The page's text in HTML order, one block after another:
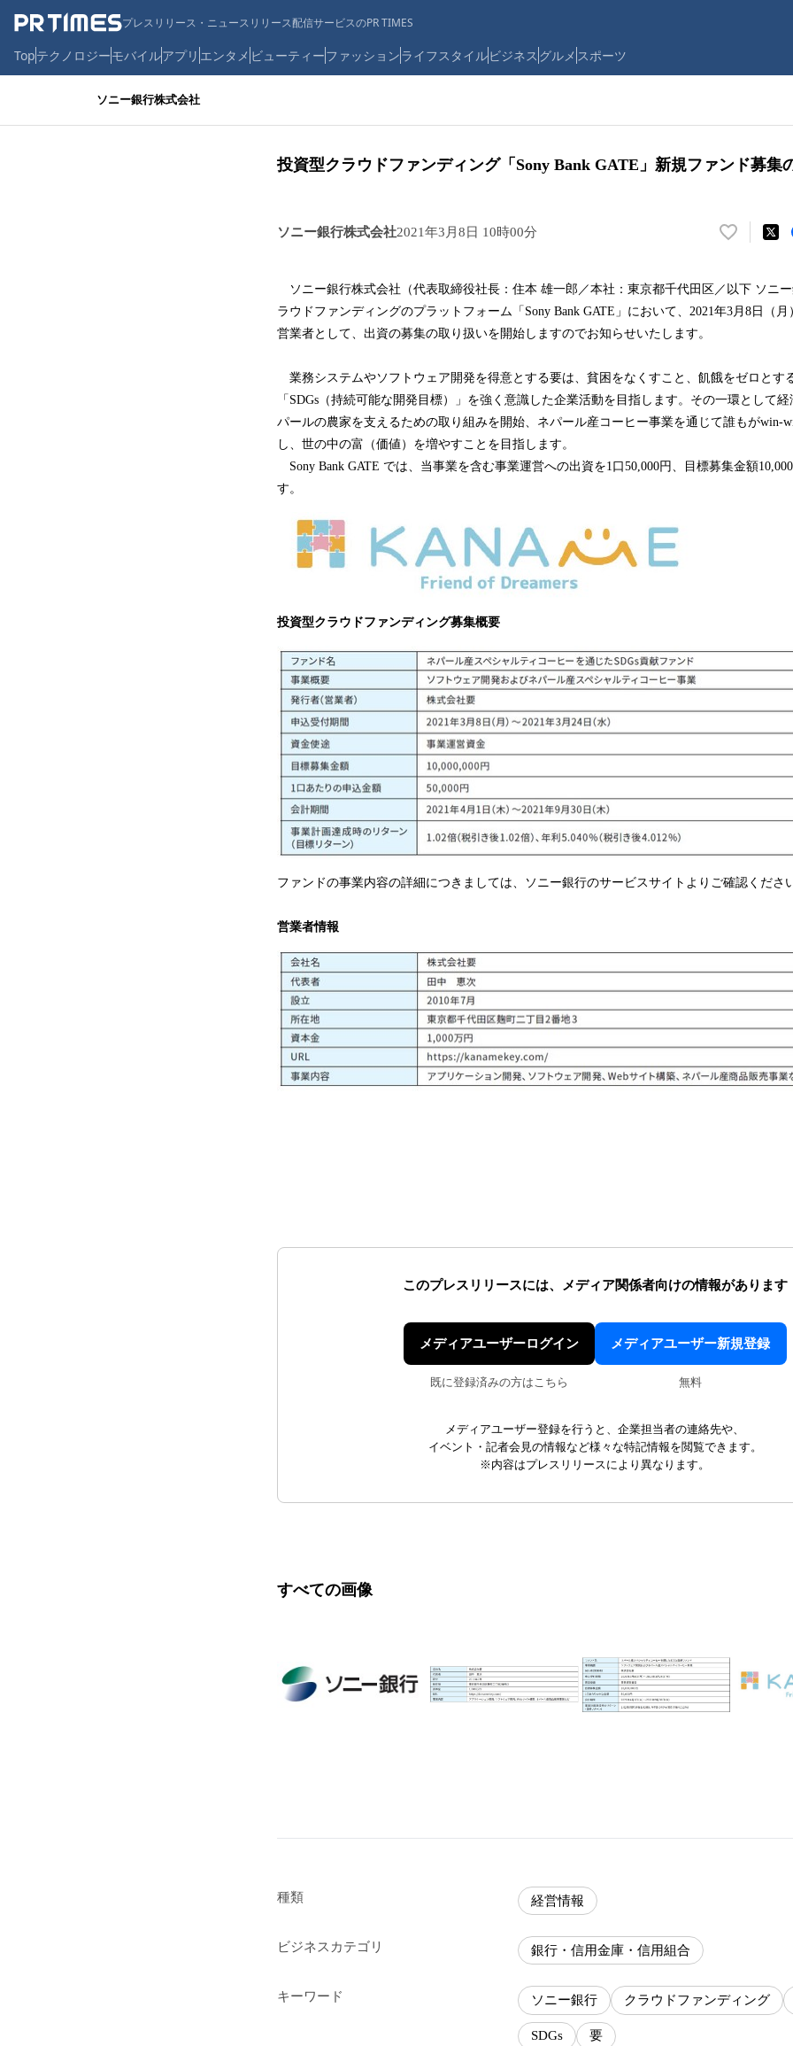
プレスリリース・ニュースリリース配信サービスのPR TIMES
Topテクノロジーモバイルアプリ エンタメ ビューティーファッションライフスタイルビジネス グルメ スポーツ
ソニー銀行株式会社
投資型クラウドファンディング「Sony Bank GATE」新規ファンド募集
ソニー銀行株式会社2021年3月8日 10時00分
い
！
数
み
込
み
中
す
ソニー銀行株式会社（代表取締役社長：住本 雄一郎／本社：東京都千代田区／以下 ソニ
ラウドファンディングのプラットフォーム「Sony Bank GATE」において、2021年3月8日（
営業者として、出資の募集の取り扱いを開始しますのでお知らせいたします。
業務システムやソフトウェア開発を得意とする要は、貧困をなくすこと、飢餓をゼロとす
「SDGs（持続可能な開発目標）」を強く意識した企業活動を目指します。その一環として
パールの農家を支えるための取り組みを開始、ネパール産コーヒー事業を通じて誰もがwin-
し、世の中の富（価値）を増やすことを目指します。
Sony Bank GATE では、当事業を含む事業運営への出資を1口50,000円、目標募集金額
す。
投資型クラウドファンディング募集概要
ファンドの事業内容の詳細につきましては、ソニー銀行のサービスサイトよりご確認くださ
営業者情報
このプレスリリースには、 メディア関係者向けの情報があります
メディアユーザーログイン
既に登録済みの方はこちら
メディアユーザー新規登録
無料
メディアユーザー登録を行うと、企業担当者の連絡先や、
イベント・記者会見の情報など様々な特記情報を閲覧できます。
※内容はプレスリリースにより異なります。
すべての画像
種類 経営情報
ビジネスカテゴリ 銀行・信用金庫・信用組合
キーワード ソニー銀行 クラウドファンディング
SDGs 要